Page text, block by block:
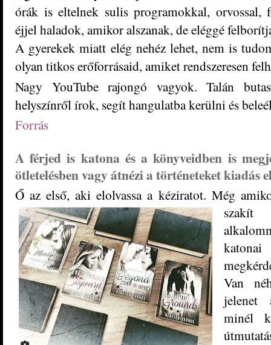
órák is eltelnek sulis programokkal, orvossal,
éjjel haladok, amikor alszanak, de eléggé
A gyerekek miatt elég nehéz lehet, nem is
olyan titkos erőforrásaid, amiket rendszeresen
Nagy YouTube rajongó vagyok. Talán
helyszínről írok, segít hangulatba kerülni és
Forrás
A férjed is katona és a könyveidben is
ötletelésben vagy átnézi a történeteket kiadás
Ő az első, aki elolvassa a kéziratot. Még
Van
jelenet
minél